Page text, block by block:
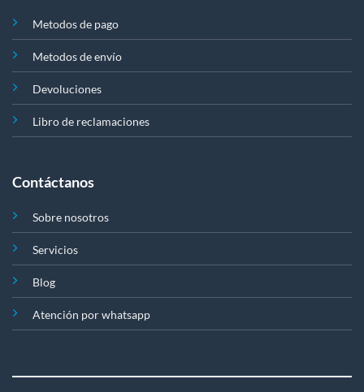
Metodos de pago
Metodos de envío
Devoluciones
Libro de reclamaciones
Contáctanos
Sobre nosotros
Servicios
Blog
Atención por whatsapp